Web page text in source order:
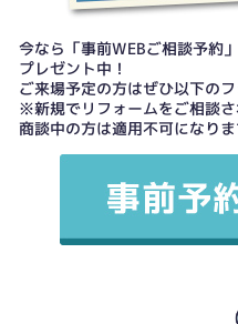
今なら「事前WEBご相談予約
プレゼント中！
ご来場予定の方はぜひ以下の
※新規でリフォームをご相談
商談中の方は適用不可になり